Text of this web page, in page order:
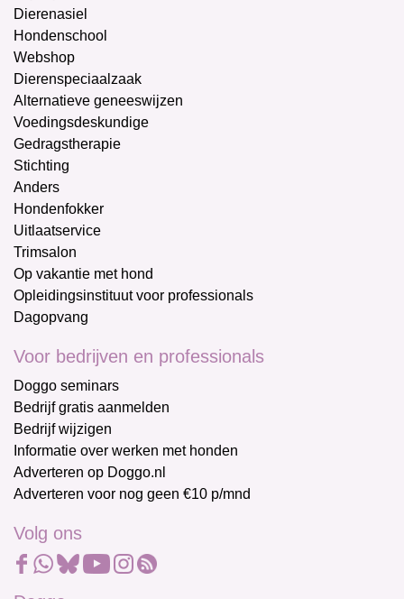
Dierenasiel
Hondenschool
Webshop
Dierenspeciaalzaak
Alternatieve geneeswijzen
Voedingsdeskundige
Gedragstherapie
Stichting
Anders
Hondenfokker
Uitlaatservice
Trimsalon
Op vakantie met hond
Opleidingsinstituut voor professionals
Dagopvang
Voor bedrijven en professionals
Doggo seminars
Bedrijf gratis aanmelden
Bedrijf wijzigen
Informatie over werken met honden
Adverteren op Doggo.nl
Adverteren voor nog geen €10 p/mnd
Volg ons